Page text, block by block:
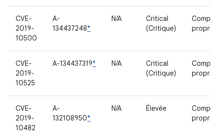
CVE-
2019-
10500
A-
134437248*
N/A
Critical
(Critique)
CVE-
2019-
10525
A-134437319* N/A
Critical
(Critique)
CVE-
2019-
10482
A-
132108950*
N/A Élevée